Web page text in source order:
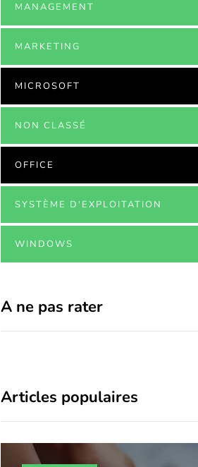
MANAGEMENT
MARKETING
MICROSOFT
NON CLASSÉ
OFFICE
SYSTÈME D'EXPLOITATION
WINDOWS
A ne pas rater
Articles populaires